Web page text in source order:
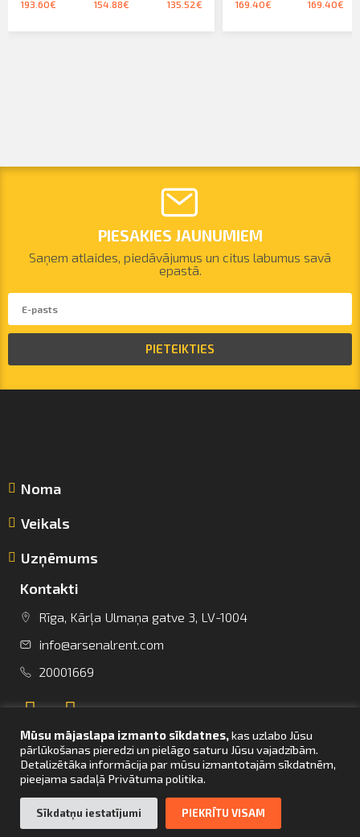
info@arsenalrent.com
+37120001669
193.60€
154.88€
135.52€
169.40€
169.40€
PIESAKIES JAUNUMIEM
Saņem atlaides, piedāvājumus un citus labumus savā
epastā.
PIETEIKTIES
Noma
Veikals
Uzņēmums
Kontakti
Rīga, Kārļa Ulmaņa gatve 3, LV-1004
info@arsenalrent.com
20001669
UZ SĀKUMU
© Arsenal Tehnikas noma 2021. Visas tiesības aizsargātas. Mājaslapas
izstrāde –bettrweb.com
Mūsu mājaslapa izmanto sīkdatnes,kas uzlabo Jūsu
pārlūkošanas pieredzi un pielāgo saturu Jūsu vajadzībām.
Detalizētāka informācija par mūsu izmantotajām sīkdatnēm,
pieejama sadaļā Privātuma politika.
Sīkdatņu iestatījumi PIEKRĪTU VISAM